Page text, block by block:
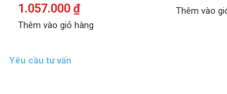
1.057.000 ₫
Thêm vào giỏ hàng
Thêm vào
Yêu cầu tư vấn